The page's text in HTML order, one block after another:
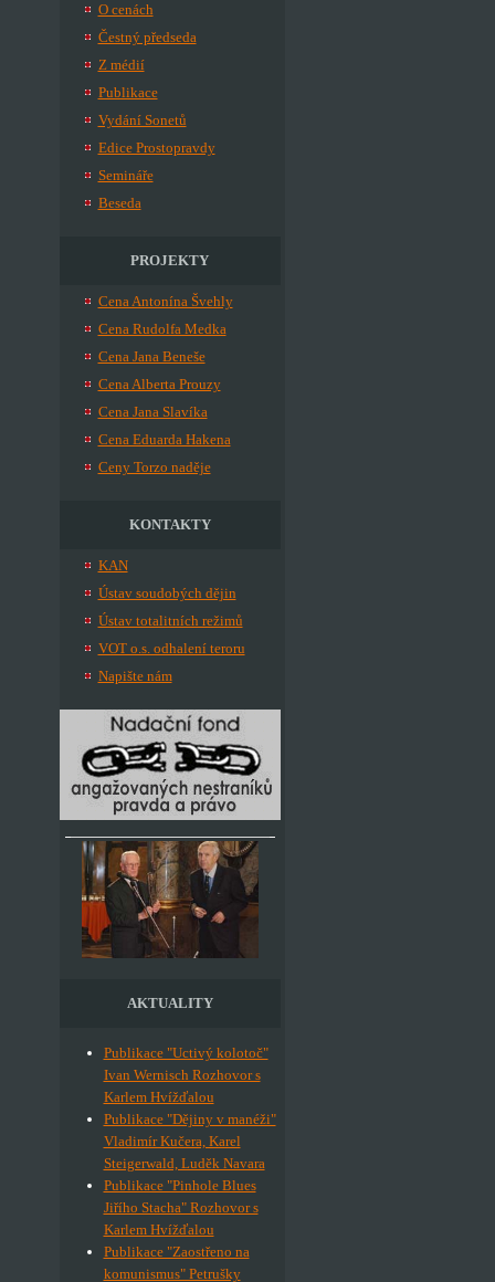
O cenách
Čestný předseda
Z médií
Publikace
Vydání Sonetů
Edice Prostopravdy
Semináře
Beseda
PROJEKTY
Cena Antonína Švehly
Cena Rudolfa Medka
Cena Jana Beneše
Cena Alberta Prouzy
Cena Jana Slavíka
Cena Eduarda Hakena
Ceny Torzo naděje
KONTAKTY
KAN
Ústav soudobých dějin
Ústav totalitních režimů
VOT o.s. odhalení teroru
Napište nám
AKTUALITY
Publikace "Uctivý kolotoč"
Ivan Wernisch Rozhovor s
Karlem Hvížďalou
Publikace "Dějiny v manéži"
Vladimír Kučera, Karel
Steigerwald, Luděk Navara
Publikace "Pinhole Blues
Jiřího Stacha" Rozhovor s
Karlem Hvížďalou
Publikace "Zaostřeno na
komunismus" Petrušky